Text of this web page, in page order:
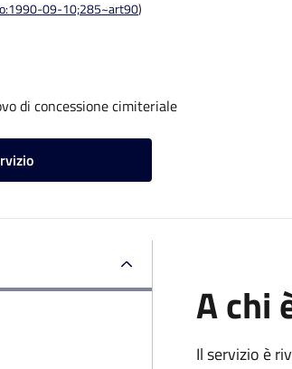
09-10;285~art90)
di concessione cimiteriale
A chi
Il servizio è